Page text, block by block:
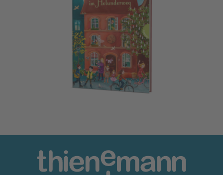
Holunderweg: Frühling im Holunderweg